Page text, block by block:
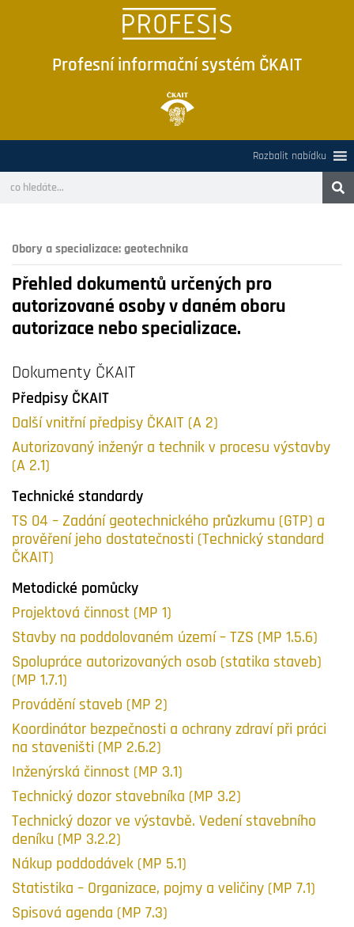
Profesní informační systém ČKAIT
Rozbalit nabídku
Obory a specializace:geotechnika
Přehled dokumentů určených pro
autorizované osoby v daném oboru
autorizace nebo specializace.
Dokumenty ČKAIT
Předpisy ČKAIT
Další vnitřní předpisy ČKAIT (A 2)
Autorizovaný inženýr a technik v procesu výstavby
(A 2.1)
Technické standardy
TS 04 – Zadání geotechnického průzkumu (GTP) a
prověření jeho dostatečnosti (Technický standard
ČKAIT)
Metodické pomůcky
Projektová činnost (MP 1)
Stavby na poddolovaném území – TZS (MP 1.5.6)
Spolupráce autorizovaných osob (statika staveb)
(MP 1.7.1)
Provádění staveb (MP 2)
Koordinátor bezpečnosti a ochrany zdraví při práci
na staveništi (MP 2.6.2)
Inženýrská činnost (MP 3.1)
Technický dozor stavebníka (MP 3.2)
Technický dozor ve výstavbě. Vedení stavebního
deníku (MP 3.2.2)
Nákup poddodávek (MP 5.1)
Statistika – Organizace, pojmy a veličiny (MP 7.1)
Spisová agenda (MP 7.3)